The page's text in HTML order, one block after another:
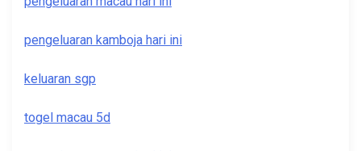
pengeluaran kamboja hari ini
keluaran sgp
togel macau 5d